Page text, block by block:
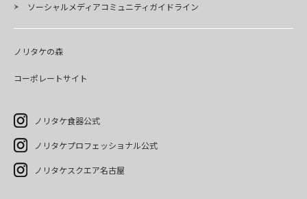
ソーシャルメディアコミュニティガイドライン
ノリタケの森
コーポレートサイト
ノリタケ食器公式
ノリタケプロフェッショナル公式
ノリタケスクエア名古屋